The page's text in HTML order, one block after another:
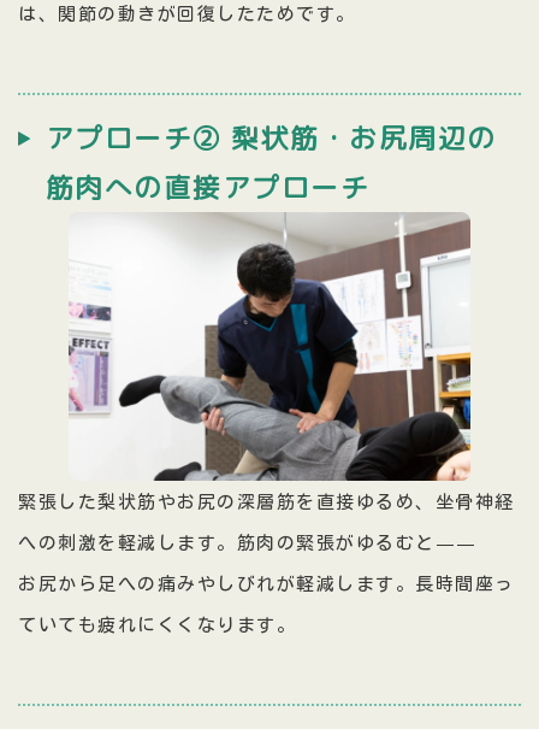
は、関節の動きが回復したためです。
アプローチ② 梨状筋・お尻周辺の
筋肉への直接アプローチ
緊張した梨状筋やお尻の深層筋を直接ゆるめ、坐骨神経
への刺激を軽減します。筋肉の緊張がゆるむと——
お尻から足への痛みやしびれが軽減します。長時間座っ
ていても疲れにくくなります。